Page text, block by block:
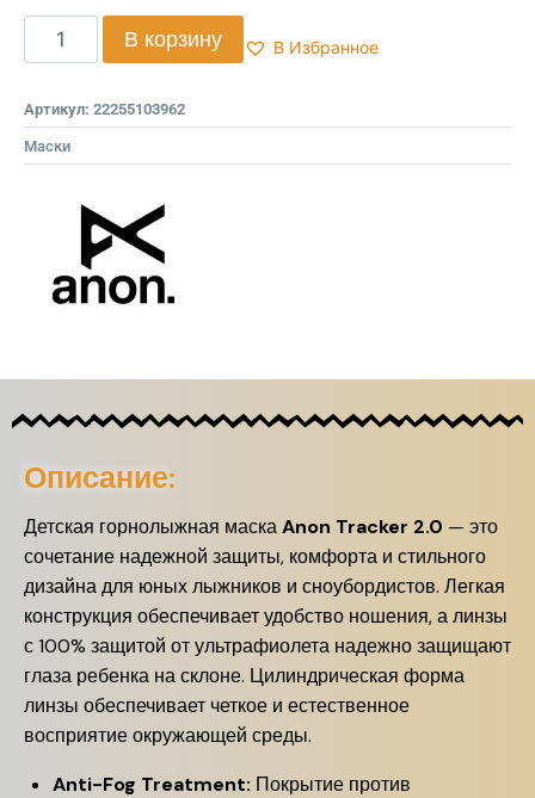
В корзину В Избранное
Артикул: 22255103962
Маски
Описание:
Детская горнолыжная маскаAnon Tracker 2.0 — это
сочетание надежной защиты, комфорта и стильного
дизайна для юных лыжников и сноубордистов. Легкая
конструкция обеспечивает удобство ношения, а линзы
с 100% защитой от ультрафиолета надежно защищают
глаза ребенка на склоне. Цилиндрическая форма
линзы обеспечивает четкое и естественное
восприятие окружающей среды.
Anti-Fog Treatment: Покрытие против